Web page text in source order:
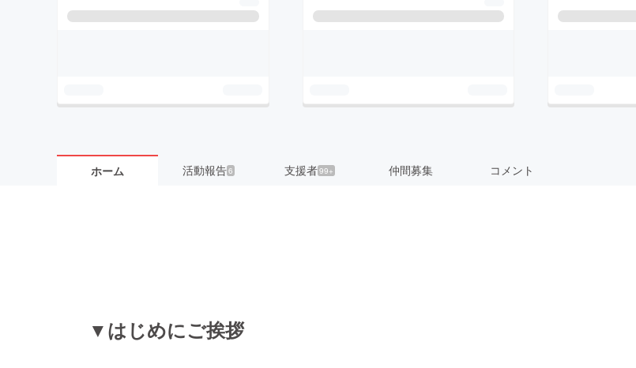
ホーム 活動報告6 支援者99+ 仲間募集 コメント
▼はじめにご挨拶